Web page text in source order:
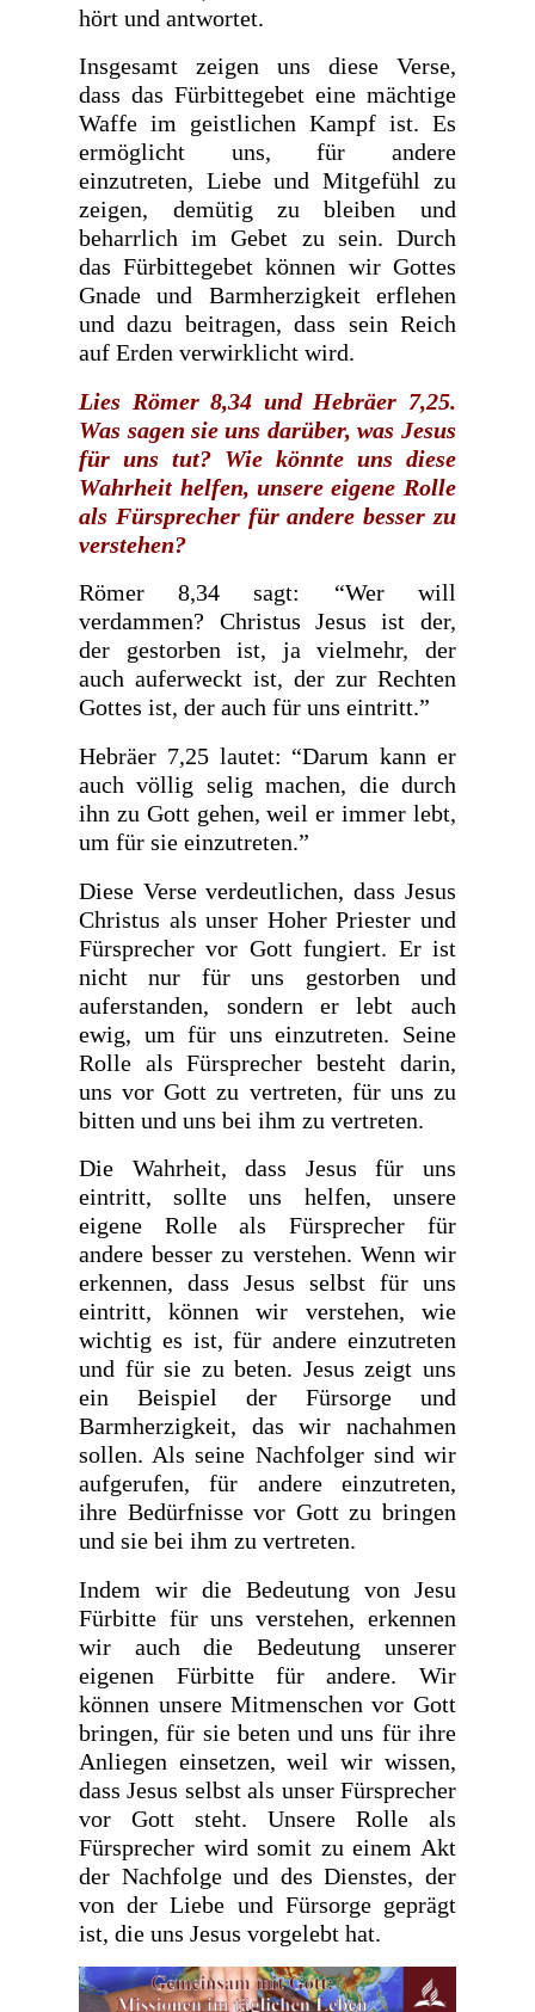
hört und antwortet.
Insgesamt zeigen uns diese Verse,
dass das Fürbittegebet eine mächtige
Waffe im geistlichen Kampf ist. Es
ermöglicht uns, für andere
einzutreten, Liebe und Mitgefühl zu
zeigen, demütig zu bleiben und
beharrlich im Gebet zu sein. Durch
das Fürbittegebet können wir Gottes
Gnade und Barmherzigkeit erflehen
und dazu beitragen, dass sein Reich
auf Erden verwirklicht wird.
Lies Römer 8,34 und Hebräer 7,25.
Was sagen sie uns darüber, was Jesus
für uns tut? Wie könnte uns diese
Wahrheit helfen, unsere eigene Rolle
als Fürsprecher für andere besser zu
verstehen?
Römer 8,34 sagt: “Wer will
verdammen? Christus Jesus ist der,
der gestorben ist, ja vielmehr, der
auch auferweckt ist, der zur Rechten
Gottes ist, der auch für uns eintritt.”
Hebräer 7,25 lautet: “Darum kann er
auch völlig selig machen, die durch
ihn zu Gott gehen, weil er immer lebt,
um für sie einzutreten.”
Diese Verse verdeutlichen, dass Jesus
Christus als unser Hoher Priester und
Fürsprecher vor Gott fungiert. Er ist
nicht nur für uns gestorben und
auferstanden, sondern er lebt auch
ewig, um für uns einzutreten. Seine
Rolle als Fürsprecher besteht darin,
uns vor Gott zu vertreten, für uns zu
bitten und uns bei ihm zu vertreten.
Die Wahrheit, dass Jesus für uns
eintritt, sollte uns helfen, unsere
eigene Rolle als Fürsprecher für
andere besser zu verstehen. Wenn wir
erkennen, dass Jesus selbst für uns
eintritt, können wir verstehen, wie
wichtig es ist, für andere einzutreten
und für sie zu beten. Jesus zeigt uns
ein Beispiel der Fürsorge und
Barmherzigkeit, das wir nachahmen
sollen. Als seine Nachfolger sind wir
aufgerufen, für andere einzutreten,
ihre Bedürfnisse vor Gott zu bringen
und sie bei ihm zu vertreten.
Indem wir die Bedeutung von Jesu
Fürbitte für uns verstehen, erkennen
wir auch die Bedeutung unserer
eigenen Fürbitte für andere. Wir
können unsere Mitmenschen vor Gott
bringen, für sie beten und uns für ihre
Anliegen einsetzen, weil wir wissen,
dass Jesus selbst als unser Fürsprecher
vor Gott steht. Unsere Rolle als
Fürsprecher wird somit zu einem Akt
der Nachfolge und des Dienstes, der
von der Liebe und Fürsorge geprägt
ist, die uns Jesus vorgelebt hat.